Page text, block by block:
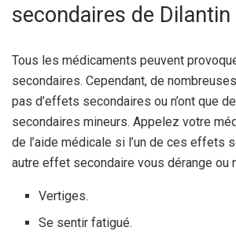
secondaires de
Tous les médicaments peuvent
secondaires. Cependant, de
pas d’effets secondaires ou n’ont que
secondaires mineurs. Appelez votre
de l’aide médicale si l’un de ces effets
autre effet secondaire vous dérange ou
Vertiges.
Se sentir fatigué.